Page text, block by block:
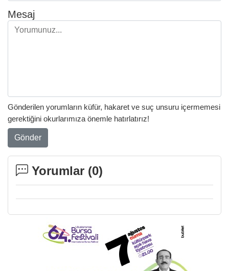
Mesaj
Gönderilen yorumların küfür, hakaret ve suç unsuru içermemesi
gerektiğini okurlarımıza önemle hatırlatırız!
Gönder
Yorumlar (0)